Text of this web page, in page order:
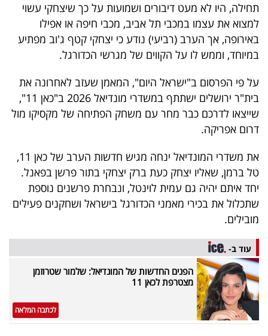
5
המילון
הכלכלי
פודקאסט
40
UNDER
40
שיתופי
פעולה
דרושים
ניוזלטרים
תחילה, היו לא מעט דיבורים ושמועות על כך שיצחקי עשוי
למצוא את עצמו במכבי תל אביב, מכבי חיפה או אפילו
באירופה, אך הערב (רביעי) נודע כי יצחקי קטף ג'וב מפתיע
במיוחד, וממש לו על הקווים של מגרשי הכדורגל.
על פי הפרסום ב"ישראל היום", המאמן שעזב לאחרונה את
בית"ר ירושלים ישתתף במשדרי מונדיאל 2026 ב"כאן 11",
שייצאו לדרכם כבר מחר עם משחק הפתיחה של מקסיקו מול
דרום אפריקה.
את משדרי המונדיאל ינחה מגיש חדשות הערב של כאן 11,
טל ברמן, שאליו יצחק כעת ברק יצחקי בתור פרשן בפאנל.
יחד איתם יהיה גם עמית לוינטל, ונבחרת פרשנים נוספת
שתכלול את בכירי מאמני הכדורגל בישראל ושחקנים פעילים
מובילים.
עוד ב-
הפנים החדשות של המונדיאל: שלמור שטרוזמן
מצטרפת לכאן 11
לכתבה המלאה